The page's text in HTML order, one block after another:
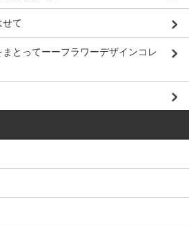
せて
とってーーフラワーデザインコレ